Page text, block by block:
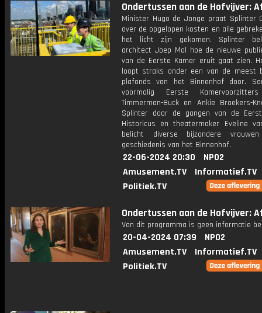
Ondertussen aan de Hofvijver:
Minister Hugo de Jonge praat Splinter
over de opgelopen kosten en alle
het licht zijn gekomen. Splinter
architect Joep Mol hoe de nieuwe
van de Eerste Kamer eruit gaat zien.
loopt straks onder een van de meest
plafonds van het Binnenhof door.
voormalig Eerste
Timmerman-Buck en Ankie Broekers-
Splinter door de gangen van de
Historicus en theatermaker Eveline
belicht diverse bijzondere
geschiedenis van het Binnenhof.
22-06-2024 20:30
NPO2
Amusement.TV
Informatief.TV
Politiek.TV
Ondertussen aan de Hofvijver:
Van dit programma is geen informatie
20-04-2024 07:39
NPO2
Amusement.TV
Informatief.TV
Politiek.TV